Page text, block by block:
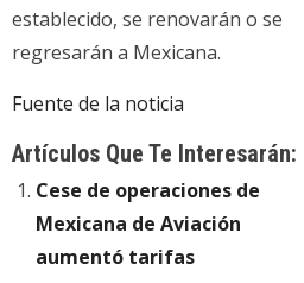
establecido, se renovarán o se
regresarán a Mexicana.
Fuente de la noticia
Artículos Que Te Interesarán:
Cese de operaciones de
Mexicana de Aviación
aumentó tarifas